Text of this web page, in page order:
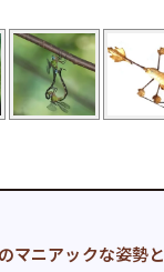
マニアックな姿勢